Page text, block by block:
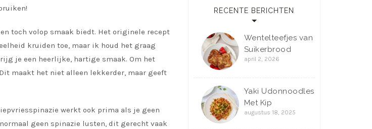
toch volop smaak biedt. Het originele recept
kruiden toe, maar ik houd het graag
je een heerlijke, hartige smaak. Om het
maakt het niet alleen lekkerder, maar geeft
werkt ook prima als je geen
geen spinazie lusten, dit gerecht vaak
RECENTE BERICHTEN
Wentelteefjes van
Suikerbrood
april 2, 2026
Yaki Udonnoodles
Met Kip
augustus 18, 2025